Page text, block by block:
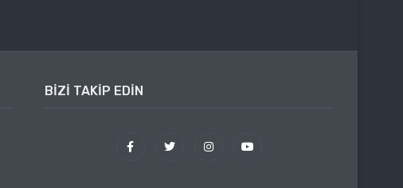
BIZI TAKIP EDIN